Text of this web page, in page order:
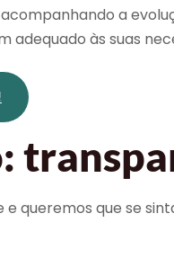
a
às suas
queremos que se